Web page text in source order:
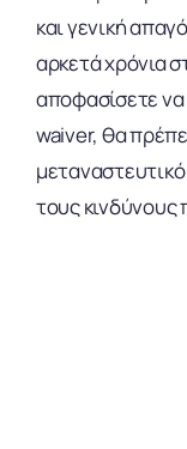
και γενική
αρκετά χρόνια
αποφασίσετε
waiver, θα
τους κινδύνους